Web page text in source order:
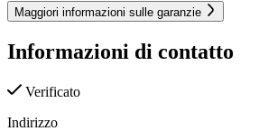
Maggiori informazioni sulle garanzie
Informazioni di contatto
Verificato
Indirizzo